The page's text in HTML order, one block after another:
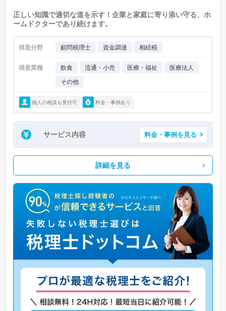
正しい知識で適切な道を示す！企業と家庭に寄り添い守る、ホ
ームドクターであり続けます。
得意分野 顧問税理士 資金調達 相続税
得意業種 飲食 流通・小売 医療・福祉
医療法人
その他
個人の相談も受付可 料金・事例あり
サービス内容 料金・事例を見る
詳細を見る